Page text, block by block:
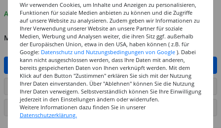
Auf Lager
MENGE
IN DEN WARENKORB
ARTIKEL AUF WUNSCHLISTE SETZEN
SEITE DRUCKEN
Wir verwenden Cookies, um Inhalte und Anzeigen zu personalisieren,
Funktionen für soziale Medien anbieten zu können und die Zugriffe
auf unsere Website zu analysieren. Zudem geben wir Informationen zu
Ihrer Verwendung unserer Website an unsere Partner für soziale
Medien, Werbung und Analysen weiter, die ihren Sitz ggf. außerhalb
der Europäischen Union, etwa in den USA, haben können ( z.B. für
Google: Datenschutz und Nutzungsbedingungen von Google ). Dabei
kann nicht ausgeschlossen werden, dass Ihre Daten mit anderen,
bereits gespeicherten Daten von Ihnen verknüpft werden. Mit dem
Klick auf den Button "Zustimmen" erklären Sie sich mit der Nutzung
Ihrer Daten einverstanden. Über "Ablehnen" können Sie die Nutzung
Ihrer Daten verweigern. Selbstverständlich können Sie Ihre Einwilligung
jederzeit in den Einstellungen ändern oder widerrufen.
Weitere Informationen dazu finden Sie in unserer
Datenschutzerklärung.